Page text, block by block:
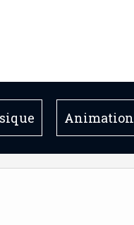
Animation